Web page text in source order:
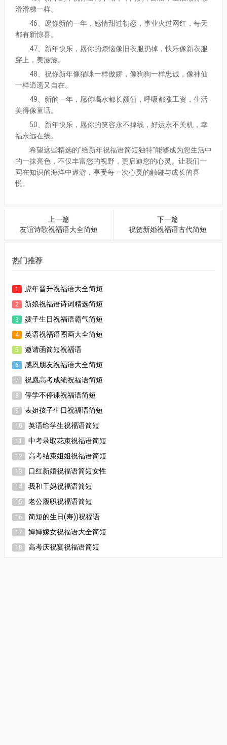
滑滑梯一样。
46、愿你新的一年，感情甜过初恋，事业火过网红，每天
都有新惊喜。
47、新年快乐，愿你的烦恼像旧衣服扔掉，快乐像新衣服
穿上，美滋滋。
48、祝你新年像猫咪一样傲娇，像狗狗一样忠诚，像神仙
一样逍遥又自在。
49、新的一年，愿你喝水都长颜值，呼吸都涨工资，生活
美得像童话。
50、新年快乐，愿你的笑容永不掉线，好运永不关机，幸
福永远在线。
希望这些精选的“给新年祝福语简短独特”能够成为您生活中
的一抹亮色，不仅丰富您的视野，更启迪您的心灵。让我们一
同在知识的海洋中遨游，享受每一次心灵的触碰与成长的喜
悦。
上一篇
友谊诗歌祝福语大全简短
下一篇
祝贺新婚祝福语古代简短
热门推荐
1 虎年晋升祝福语大全简短
2 新娘祝福语诗词精选简短
3 嫂子生日祝福语霸气简短
4 英语祝福语图画大全简短
5 邀请函简短祝福语
6 感恩朋友祝福语大全简短
7 祝愿高考成绩祝福语简短
8 停学不停课祝福语简短
9 表姐孩子生日祝福语简短
10 英语给学生祝福语简短
11 中考录取花束祝福语简短
12 高考结束姐姐祝福语简短
13 口红新婚祝福语简短女性
14 我和干妈祝福语简短
15 老公履职祝福语简短
16 简短的生日(寿))祝福语
17 婶婶嫁女祝福语大全简短
18 高考庆祝宴祝福语简短